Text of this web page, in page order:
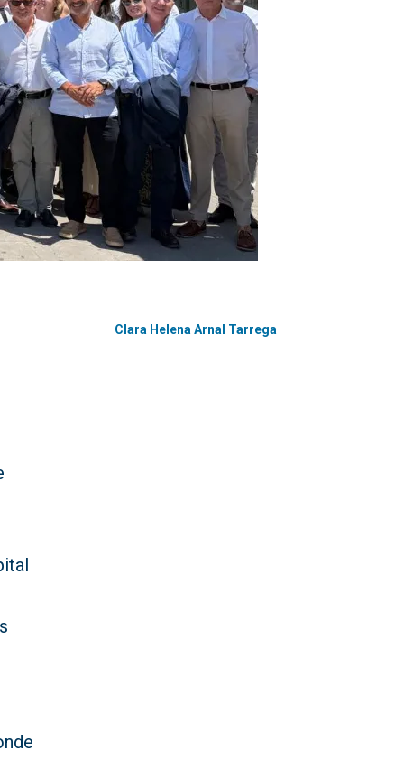
Clara Helena Arnal Tarrega